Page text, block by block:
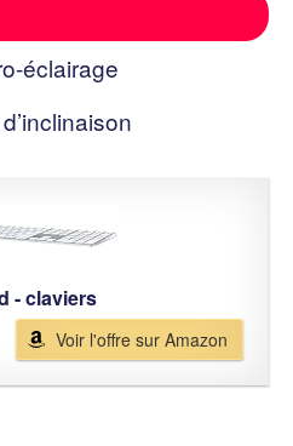
éclairage
- claviers
Voir l'offre sur Amazon